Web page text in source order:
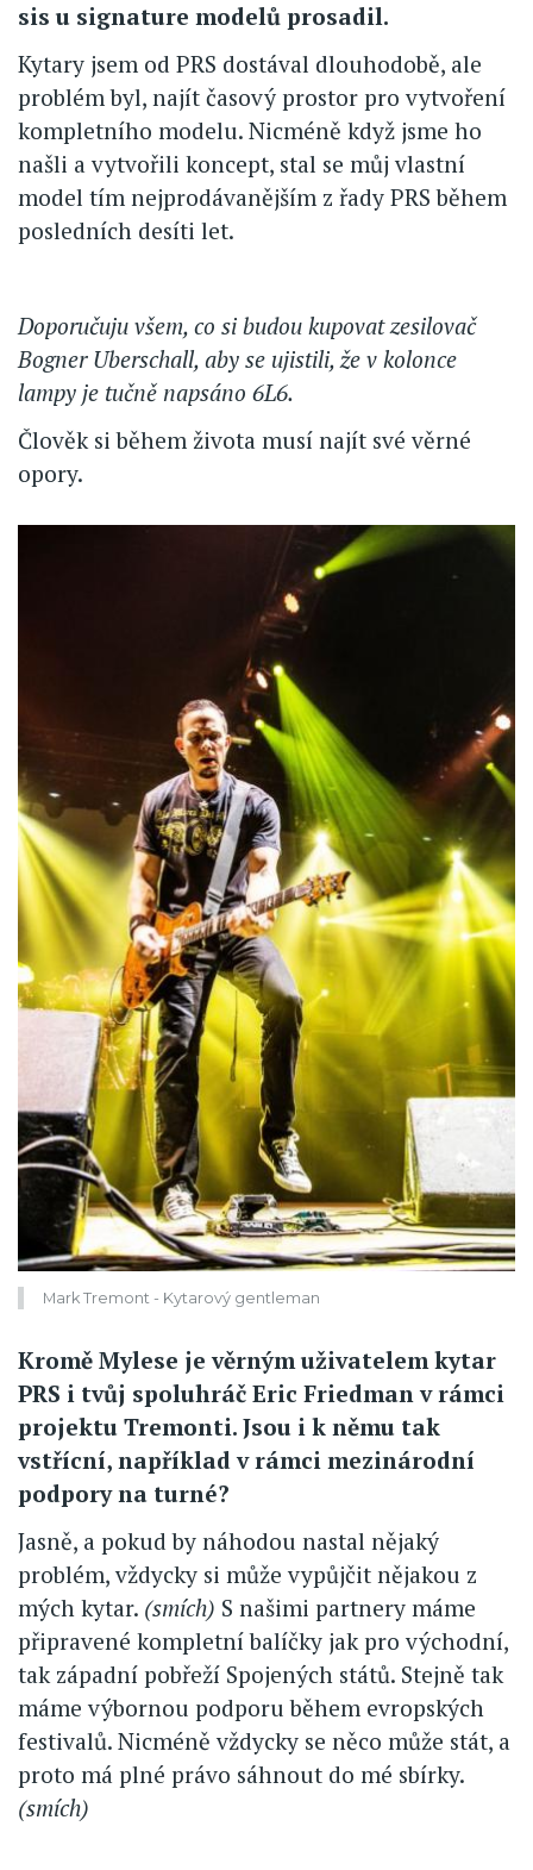
sis u signature modelů prosadil.
Kytary jsem od PRS dostával dlouhodobě, ale
problém byl, najít časový prostor pro vytvoření
kompletního modelu. Nicméně když jsme ho
našli a vytvořili koncept, stal se můj vlastní
model tím nejprodávanějším z řady PRS během
posledních desíti let.
Doporučuju všem, co si budou kupovat zesilovač
Bogner Uberschall, aby se ujistili, že v kolonce
lampy je tučně napsáno 6L6.
Člověk si během života musí najít své věrné
opory.
Mark Tremont - Kytarový gentleman
Kromě Mylese je věrným uživatelem kytar
PRS i tvůj spoluhráč Eric Friedman v rámci
projektu Tremonti. Jsou i k němu tak
vstřícní, například v rámci mezinárodní
podpory na turné?
Jasně, a pokud by náhodou nastal nějaký
problém, vždycky si může vypůjčit nějakou z
mých kytar. (smích) S našimi partnery máme
připravené kompletní balíčky jak pro východní,
tak západní pobřeží Spojených států. Stejně tak
máme výbornou podporu během evropských
festivalů. Nicméně vždycky se něco může stát, a
proto má plné právo sáhnout do mé sbírky.
(smích)